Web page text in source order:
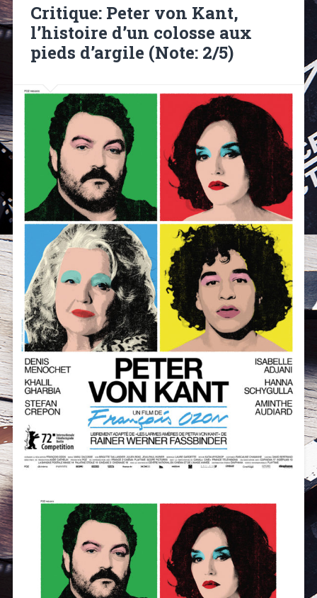
Critique: Peter von Kant,
l’histoire d’un colosse aux
pieds d’argile (Note: 2/5)